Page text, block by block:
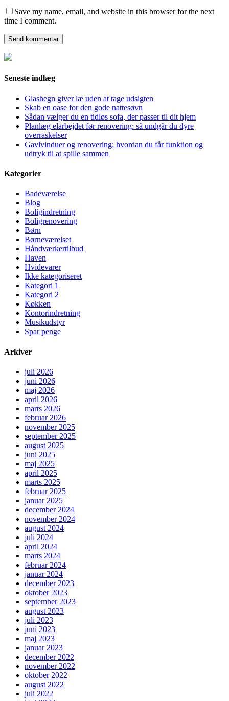
Save my name, email, and website in this browser for the next
time I comment.
Seneste indlæg
Glashegn giver læ uden at tage udsigten
Skab en oase for den gode nattesøvn
Sådan vælger du en tidløs sofa, der passer til dit hjem
Planlæg elarbejdet før renovering: så undgår du dyre
overraskelser
Gavlvinduer og renovering: hvordan du får funktion og
udtryk til at spille sammen
Kategorier
Badeværelse
Blog
Boligindretning
Boligrenovering
Børn
Børneværelset
Håndværkertilbud
Haven
Hvidevarer
Ikke kategoriseret
Kategori 1
Kategori 2
Køkken
Kontorindretning
Musikudstyr
Spar penge
Arkiver
juli 2026
juni 2026
maj 2026
april 2026
marts 2026
februar 2026
november 2025
september 2025
august 2025
juni 2025
maj 2025
april 2025
marts 2025
februar 2025
januar 2025
december 2024
november 2024
august 2024
juli 2024
april 2024
marts 2024
februar 2024
januar 2024
december 2023
oktober 2023
september 2023
august 2023
juli 2023
juni 2023
maj 2023
januar 2023
december 2022
november 2022
oktober 2022
august 2022
juli 2022